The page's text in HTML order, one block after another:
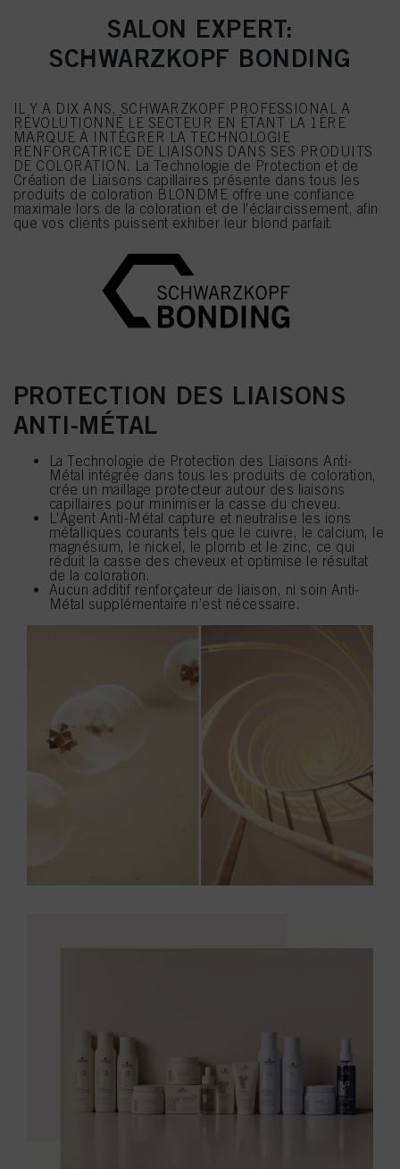
SALON EXPERT:
SCHWARZKOPF BONDING
IL Y A DIX ANS, SCHWARZKOPF PROFESSIONAL A
RÉVOLUTIONNÉ LE SECTEUR EN ÉTANT LA 1ÈRE
MARQUE À INTÉGRER LA TECHNOLOGIE
RENFORCATRICE DE LIAISONS DANS SES PRODUITS
DE COLORATION. La Technologie de Protection et de
Création de Liaisons capillaires présente dans tous les
produits de coloration BLONDME offre une confiance
maximale lors de la coloration et de l'éclaircissement, afin
que vos clients puissent exhiber leur blond parfait.
PROTECTION DES LIAISONS
ANTI-MÉTAL
La Technologie de Protection des Liaisons Anti-
Métal intégrée dans tous les produits de coloration,
crée un maillage protecteur autour des liaisons
capillaires pour minimiser la casse du cheveu.
L'Agent Anti-Métal capture et neutralise les ions
métalliques courants tels que le cuivre, le calcium, le
magnésium, le nickel, le plomb et le zinc, ce qui
réduit la casse des cheveux et optimise le résultat
de la coloration.
Aucun additif renforçateur de liaison, ni soin Anti-
Métal supplémentaire n’est nécessaire.